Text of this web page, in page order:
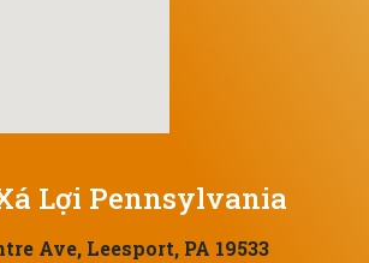
Lợi Pennsylvania
Ave, Leesport, PA 19533